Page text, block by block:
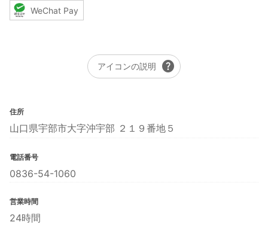
WeChat Pay
アイコンの説明 help
住所
山口県宇部市大字沖宇部 ２１９番地５
電話番号
0836-54-1060
営業時間
24時間